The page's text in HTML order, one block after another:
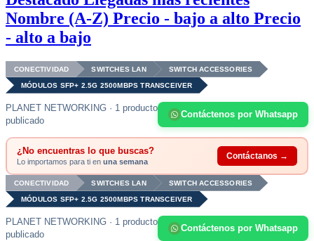
Nombre (A-Z) Precio - bajo a alto Precio
- alto a bajo
CONECTIVIDAD SWITCHES LAN SWITCH ACCESSORIES
MÓDULOS SFP+ 2.5G 2500MBPS TRANSCEIVER
PLANET NETWORKING · 1 producto
publicado
Contáctenos por Whatsapp
¿No encuentras lo que buscas?
Lo importamos para ti en una semana
Contáctanos →
CONECTIVIDAD SWITCHES LAN SWITCH ACCESSORIES
MÓDULOS SFP+ 2.5G 2500MBPS TRANSCEIVER
PLANET NETWORKING · 1 producto
publicado
Contáctenos por Whatsapp